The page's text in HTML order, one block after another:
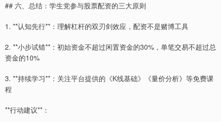
## 六、总结：学生党参与股票配资的三大原则
1. **认知先行**：理解杠杆的双刃剑效应，配资不是赌博工具
2. **小步试错**：初始资金不超过闲置资金的30%，单笔交易不超过总
资金的10%
3. **持续学习**：关注平台提供的《K线基础》《量价分析》等免费课
程
**行动建议**：